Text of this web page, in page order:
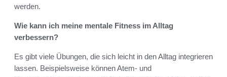
werden.
Wie kann ich meine mentale Fitness im Alltag
verbessern?
Es gibt viele Übungen, die sich leicht in den Alltag integrieren
lassen. Beispielsweise können Atem- und